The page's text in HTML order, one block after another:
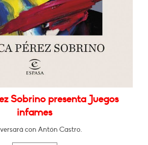
Sobrino presenta Juegos
infames
con Antón Castro.